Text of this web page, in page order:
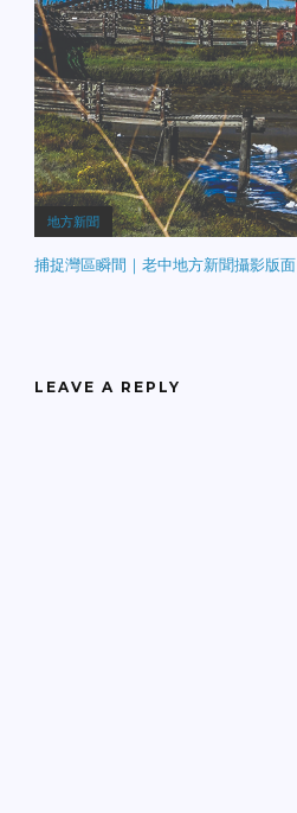
地方新聞
捕捉灣區瞬間｜老中地方新聞攝影版面
LEAVE A REPLY